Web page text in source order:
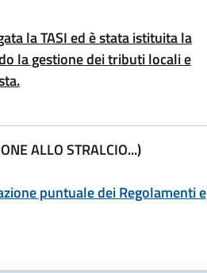
la TASI ed è stata istituita la
la gestione dei tributi locali e
ALLO STRALCIO...)
puntuale dei Regolamenti e